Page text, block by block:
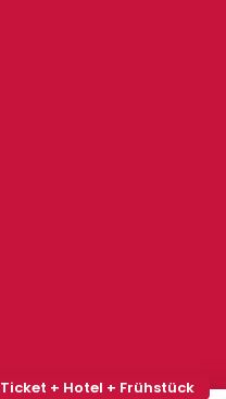
Ticket + Hotel + Frühstück